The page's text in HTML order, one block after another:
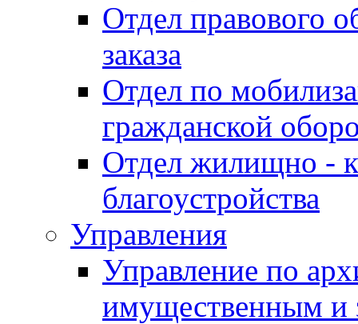
Отдел правового
заказа
Отдел по
гражданской
Отдел жилищно -
благоустройства
Управления
Управление по
имущественным и